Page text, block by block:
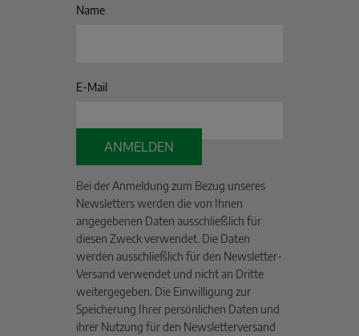
Name
E-Mail
ANMELDEN
Bei der Anmeldung zum Bezug unseres
Newsletters werden die von Ihnen
angegebenen Daten ausschließlich für
diesen Zweck verwendet. Die Daten
werden ausschließlich für den Newsletter-
Versand verwendet und nicht an Dritte
weitergegeben. Die Einwilligung zur
Speicherung Ihrer persönlichen Daten und
ihrer Nutzung für den Newsletterversand